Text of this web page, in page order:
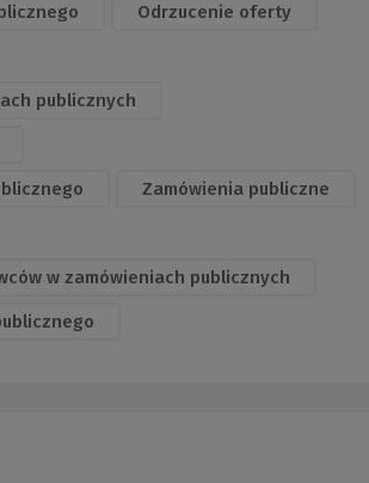
Odrzucenie oferty
publicznych
Zamówienia publiczne
w zamówieniach publicznych